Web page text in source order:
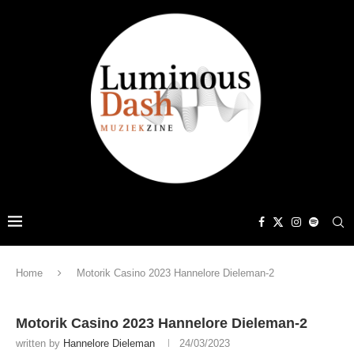
Home Motorik Casino 2023 Hannelore Dieleman-2
Motorik Casino 2023 Hannelore Dieleman-2
written by Hannelore Dieleman 24/03/2023